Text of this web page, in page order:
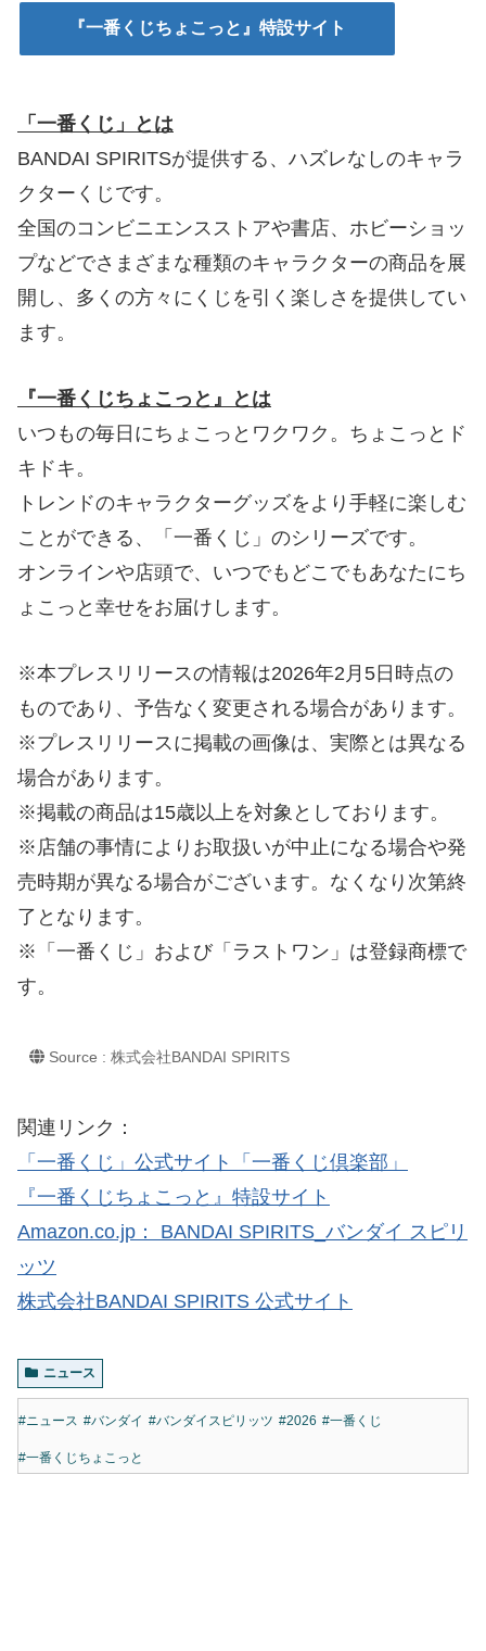
『一番くじちょこっと』特設サイト
「一番くじ」とは
BANDAI SPIRITSが提供する、ハズレなしのキャラ
クターくじです。
全国のコンビニエンスストアや書店、ホビーショッ
プなどでさまざまな種類のキャラクターの商品を展
開し、多くの方々にくじを引く楽しさを提供してい
ます。
『一番くじちょこっと』とは
いつもの毎日にちょこっとワクワク。ちょこっとド
キドキ。
トレンドのキャラクターグッズをより手軽に楽しむ
ことができる、「一番くじ」のシリーズです。
オンラインや店頭で、いつでもどこでもあなたにち
ょこっと幸せをお届けします。
※本プレスリリースの情報は2026年2月5日時点の
ものであり、予告なく変更される場合があります。
※プレスリリースに掲載の画像は、実際とは異なる
場合があります。
※掲載の商品は15歳以上を対象としております。
※店舗の事情によりお取扱いが中止になる場合や発
売時期が異なる場合がございます。なくなり次第終
了となります。
※「一番くじ」および「ラストワン」は登録商標で
す。
Source : 株式会社BANDAI SPIRITS
関連リンク：
「一番くじ」公式サイト「一番くじ倶楽部」
『一番くじちょこっと』特設サイト
Amazon.co.jp： BANDAI SPIRITS_バンダイ スピリ
ッツ
株式会社BANDAI SPIRITS 公式サイト
ニュース
#ニュース #バンダイ #バンダイスピリッツ #2026 #一番くじ
#一番くじちょこっと